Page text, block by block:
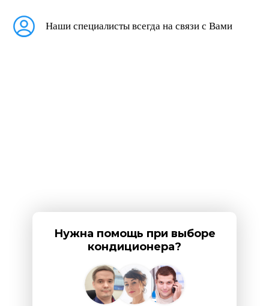
Наши специалисты всегда на связи с Вами
Нужна помощь при выборе
кондиционера?